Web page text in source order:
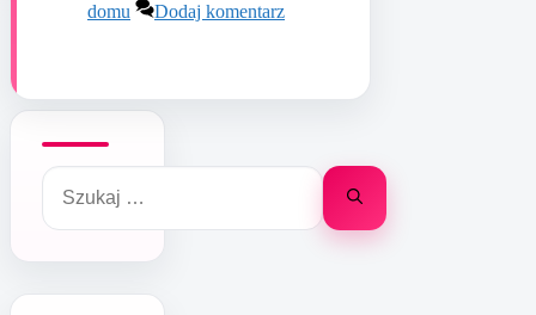
domu
Dodaj komentarz
Szukaj: